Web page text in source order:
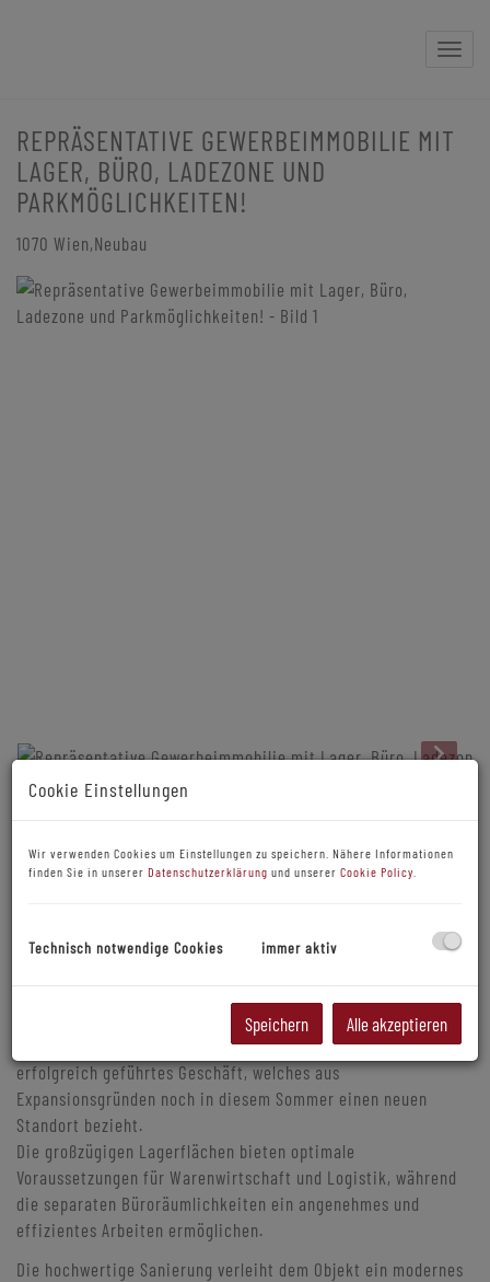
REPRÄSENTATIVE GEWERBEIMMOBILIE MIT
LAGER, BÜRO, LADEZONE UND
PARKMÖGLICHKEITEN!
1070 Wien,Neubau
Beschreibung
Im Herzen des begehrten 7. Wiener Bezirks gelangt dieses
durch seine ausgezeichnete Lage, eine moderne
Verkaufs-, Lager- und Büroräumlichkeiten.
Derzeit beherbergt das Objekt ein bestens eingeführtes und
erfolgreich geführtes Geschäft, welches aus
Expansionsgründen noch in diesem Sommer einen neuen
Standort bezieht.
Die großzügigen Lagerflächen bieten optimale
Voraussetzungen für Warenwirtschaft und Logistik, während
die separaten Büroräumlichkeiten ein angenehmes und
effizientes Arbeiten ermöglichen.
Die hochwertige Sanierung verleiht dem Objekt ein modernes
Cookie Einstellungen
Wir verwenden Cookies um Einstellungen zu speichern. Nähere Informationen
finden Sie in unserer Datenschutzerklärung und unserer Cookie Policy
Technisch notwendige Cookies immer aktiv
Speichern Alle akzeptieren